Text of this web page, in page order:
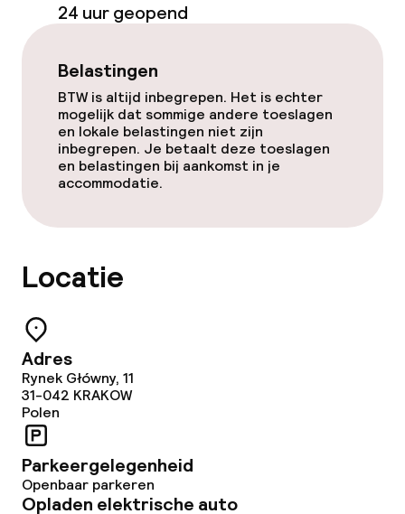
24 uur geopend
Belastingen
BTW is altijd inbegrepen. Het is echter
mogelijk dat sommige andere toeslagen
en lokale belastingen niet zijn
inbegrepen. Je betaalt deze toeslagen
en belastingen bij aankomst in je
accommodatie.
Locatie
Adres
Rynek Główny, 11
31-042 KRAKOW
Polen
Parkeergelegenheid
Openbaar parkeren
Opladen elektrische auto